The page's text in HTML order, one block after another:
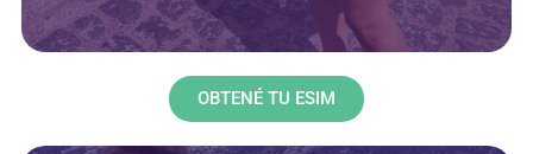
OBTENÉ TU ESIM